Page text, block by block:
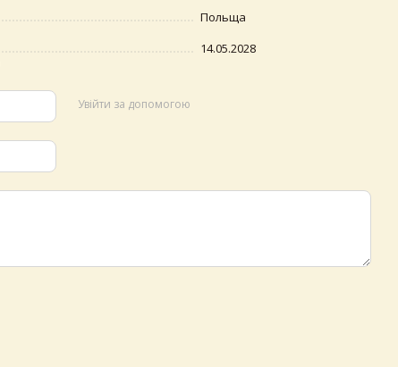
Польща
14.05.2028
Увійти за допомогою